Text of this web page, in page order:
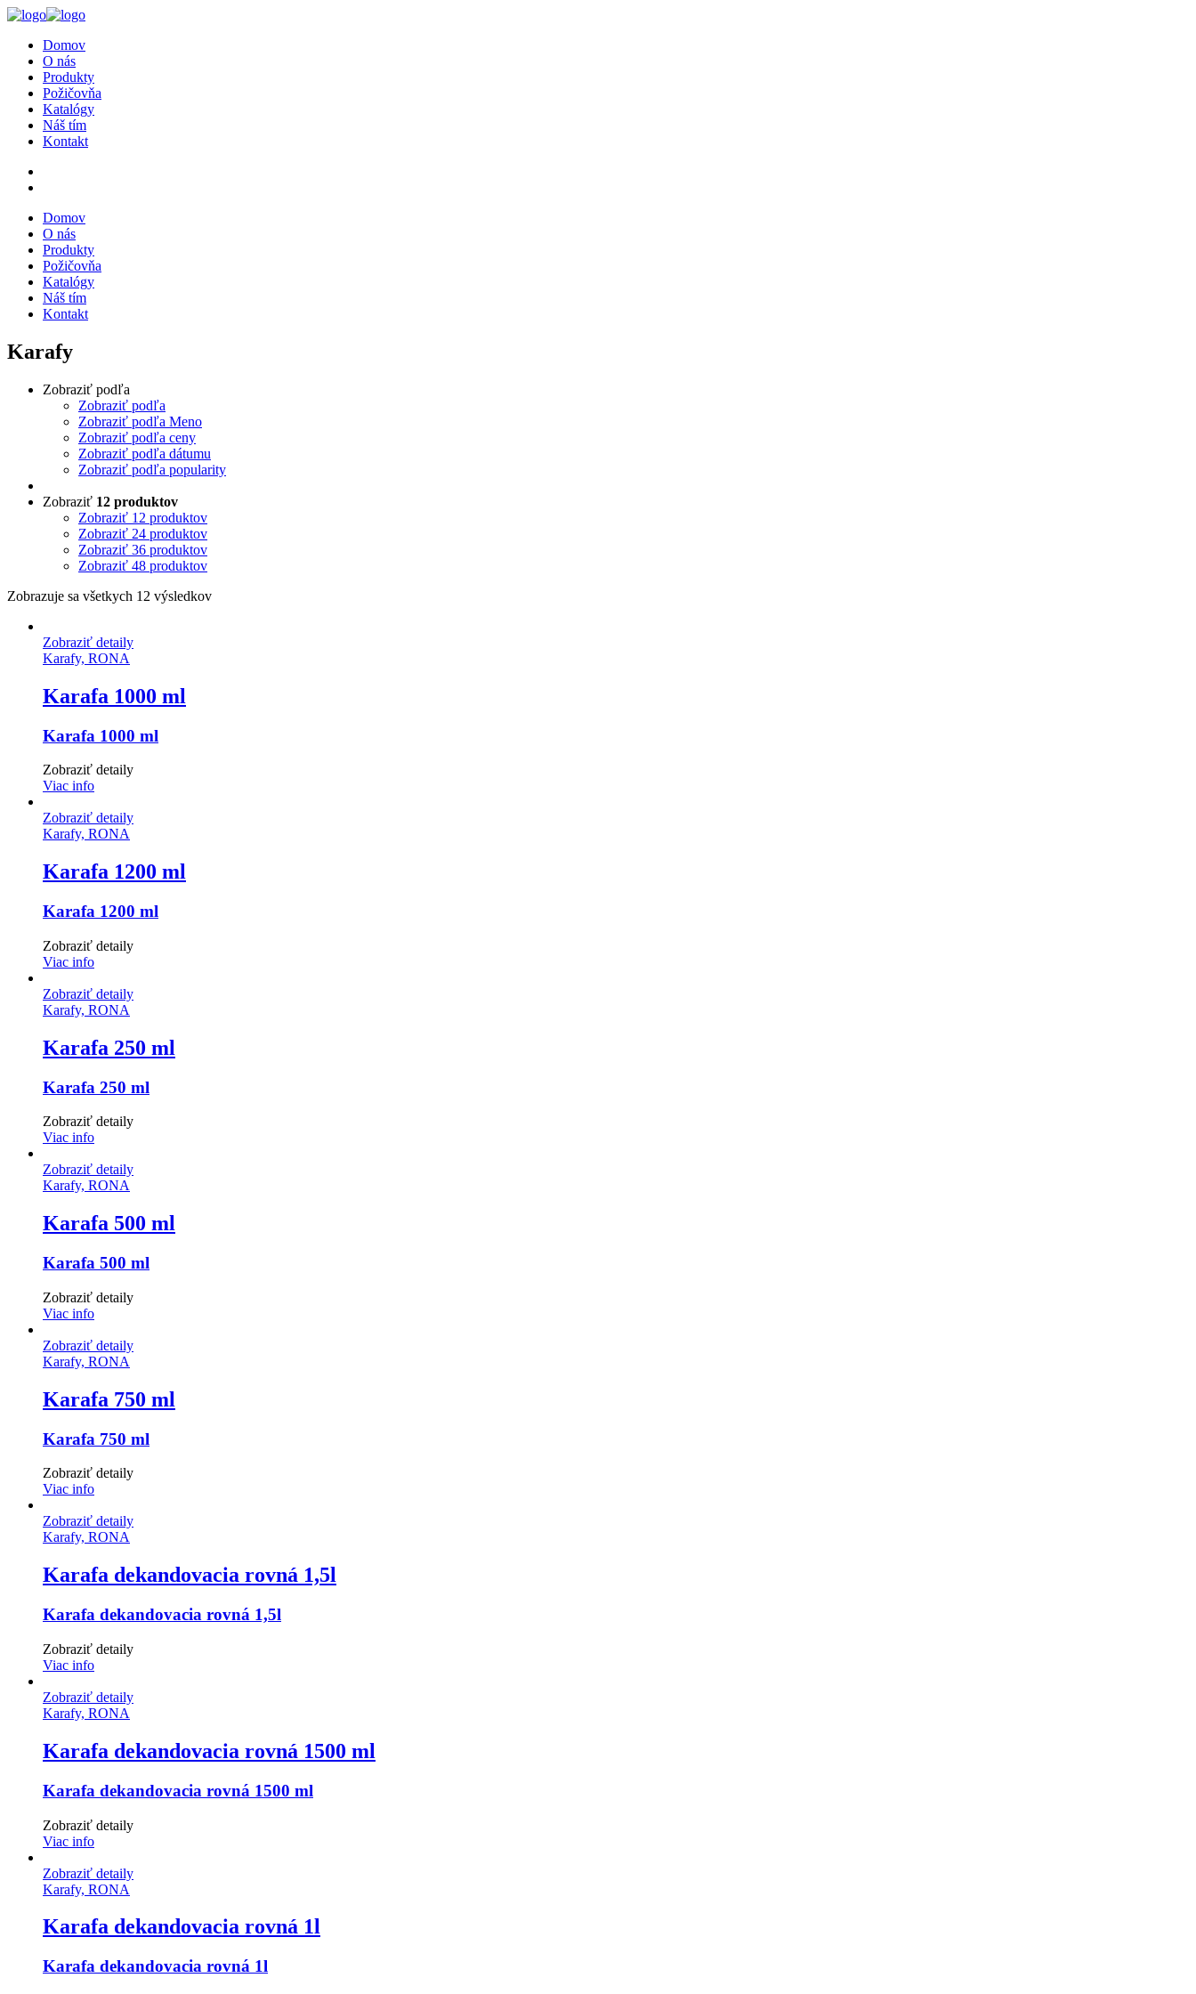
Domov
O nás
Produkty
Požičovňa
Katalógy
Náš tím
Kontakt
Domov
O nás
Produkty
Požičovňa
Katalógy
Náš tím
Kontakt
Karafy
Zobraziť podľa
Zobraziť podľa
Zobraziť podľa Meno
Zobraziť podľa ceny
Zobraziť podľa dátumu
Zobraziť podľa popularity
Zobraziť 12 produktov
Zobraziť 12 produktov
Zobraziť 24 produktov
Zobraziť 36 produktov
Zobraziť 48 produktov
Zobrazuje sa všetkych 12 výsledkov
Zobraziť detaily
Karafy, RONA
Karafa 1000 ml
Karafa 1000 ml
Zobraziť detaily
Viac info
Zobraziť detaily
Karafy, RONA
Karafa 1200 ml
Karafa 1200 ml
Zobraziť detaily
Viac info
Zobraziť detaily
Karafy, RONA
Karafa 250 ml
Karafa 250 ml
Zobraziť detaily
Viac info
Zobraziť detaily
Karafy, RONA
Karafa 500 ml
Karafa 500 ml
Zobraziť detaily
Viac info
Zobraziť detaily
Karafy, RONA
Karafa 750 ml
Karafa 750 ml
Zobraziť detaily
Viac info
Zobraziť detaily
Karafy, RONA
Karafa dekandovacia rovná 1,5l
Karafa dekandovacia rovná 1,5l
Zobraziť detaily
Viac info
Zobraziť detaily
Karafy, RONA
Karafa dekandovacia rovná 1500 ml
Karafa dekandovacia rovná 1500 ml
Zobraziť detaily
Viac info
Zobraziť detaily
Karafy, RONA
Karafa dekandovacia rovná 1l
Karafa dekandovacia rovná 1l